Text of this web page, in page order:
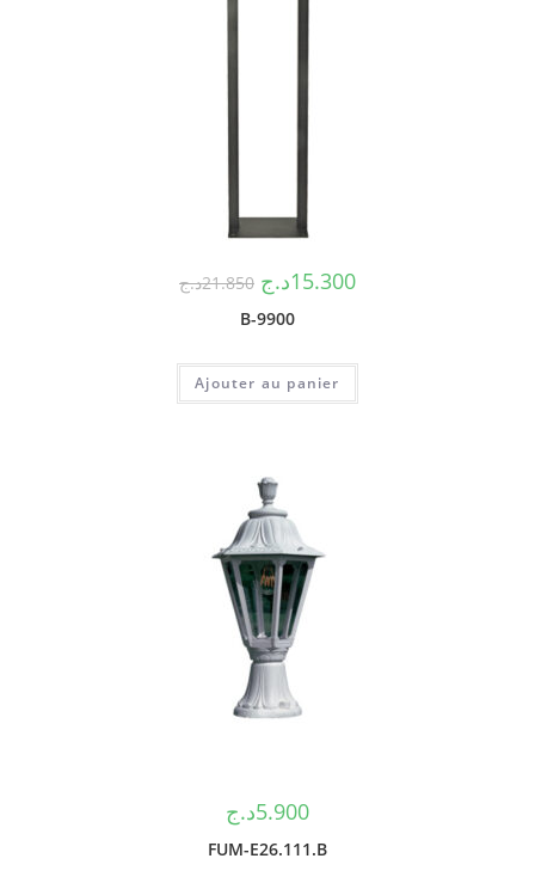
21.850د.ج 15.300د.ج
B-9900
Ajouter au panier
5.900د.ج
FUM-E26.111.B